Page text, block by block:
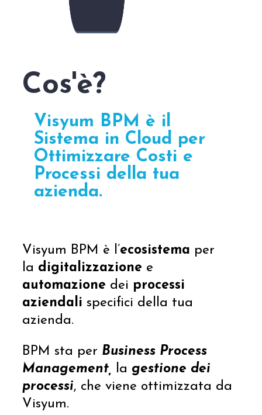
Cos'è?
Visyum BPM è il
Sistema in Cloud per
Ottimizzare Costi e
Processi della tua
azienda.
Visyum BPM è l’ecosistema per
la digitalizzazione e
automazione dei processi
aziendali specifici della tua
azienda.
BPM sta per Business Process
Management,
la gestione dei
processi, che viene ottimizzata da
Visyum.